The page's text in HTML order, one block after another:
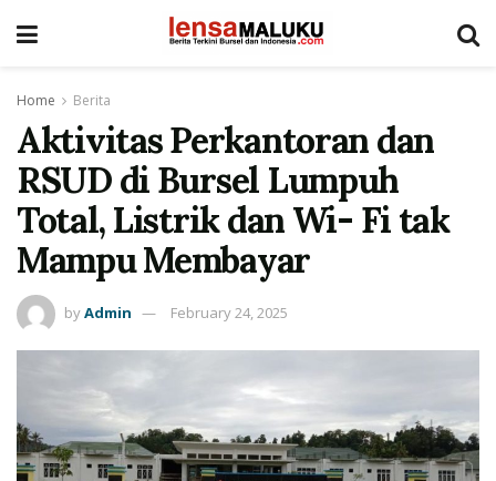
Home Berita
Aktivitas Perkantoran dan
RSUD di Bursel Lumpuh
Total, Listrik dan Wi- Fi tak
Mampu Membayar
byAdmin February 24, 2025